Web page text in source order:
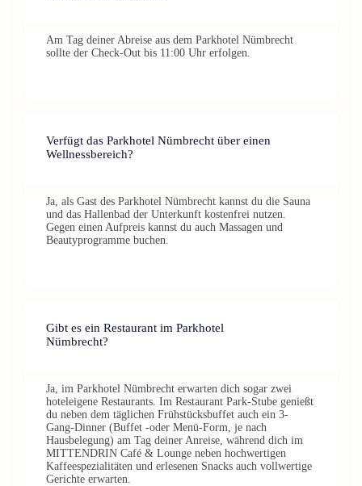
Am Tag deiner Abreise aus dem Parkhotel Nümbrecht
sollte der Check-Out bis 11:00 Uhr erfolgen.
Verfügt das Parkhotel Nümbrecht über einen
Wellnessbereich?
Ja, als Gast des Parkhotel Nümbrecht kannst du die Sauna
und das Hallenbad der Unterkunft kostenfrei nutzen.
Gegen einen Aufpreis kannst du auch Massagen und
Beautyprogramme buchen.
Gibt es ein Restaurant im Parkhotel
Nümbrecht?
Ja, im Parkhotel Nümbrecht erwarten dich sogar zwei
hoteleigene Restaurants. Im Restaurant Park-Stube genießt
du neben dem täglichen Frühstücksbuffet auch ein 3-
Gang-Dinner (Buffet -oder Menü-Form, je nach
Hausbelegung) am Tag deiner Anreise, während dich im
MITTENDRIN Café & Lounge neben hochwertigen
Kaffeespezialitäten und erlesenen Snacks auch vollwertige
Gerichte erwarten.